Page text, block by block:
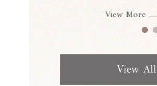
View More
View All